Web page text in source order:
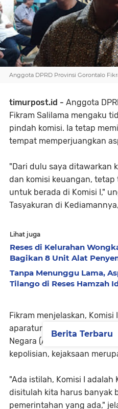
Anggota DPRD Provinsi Gorontalo
timurpost.id - Anggota
Fikram Salilama mengaku
pindah komisi. Ia tetap
tempat memperjuangkan
"Dari dulu saya ditawarkan
dan komisi keuangan, tetap
untuk berada di Komisi I,"
Tasyakuran di
Lihat juga
Reses di Kelurahan
Bagikan 8 Unit Alat
Tanpa Menunggu Lama,
Tilango di Reses Hamzah
Fikram menjelaskan,
aparatur pemerintahan.
Negara (ASN) di Provinsi
kepolisian, kejaksaan
"Ada istilah, Komisi I adalah
disitulah kita harus banyak
pemerintahan yang ada,"
Berita Terbaru